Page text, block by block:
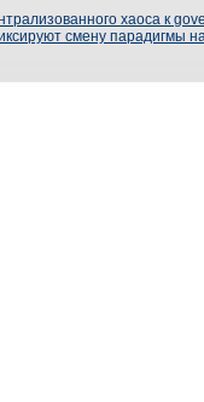
хаоса к
смену парадигмы